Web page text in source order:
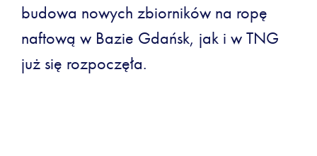
budowa nowych zbiorników na ropę
naftową w Bazie Gdańsk, jak i w TNG
już się rozpoczęła.